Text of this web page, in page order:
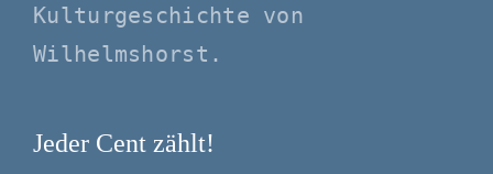
Kulturgeschichte von
Wilhelmshorst.
Jeder Cent zählt!